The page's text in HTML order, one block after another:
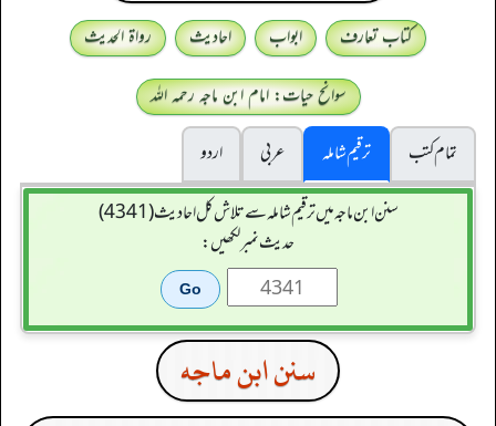
کتاب تعارف ابواب احادیث
رواۃ الحدیث
سوانح حیات: امام ابن ماجہ رحمہ اللہ
تمام کتب
ترقیم شاملہ عربی
اردو
سنن ابن ماجہ میں ترقیم شاملہ سے تلاش کل احادیث (4341)
حدیث نمبر لکھیں:
سنن ابن ماجه